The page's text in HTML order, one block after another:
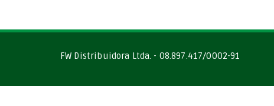
FW Distribuidora Ltda. - 08.897.417/0002-91